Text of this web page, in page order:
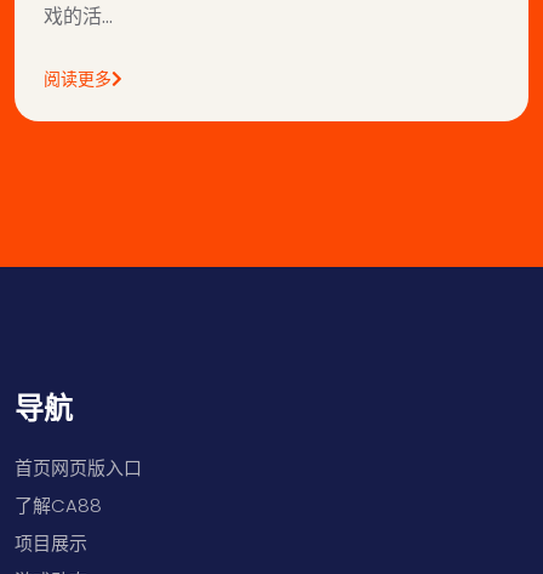
戏的活...
阅读更多
导航
首页网页版入口
了解CA88
项目展示